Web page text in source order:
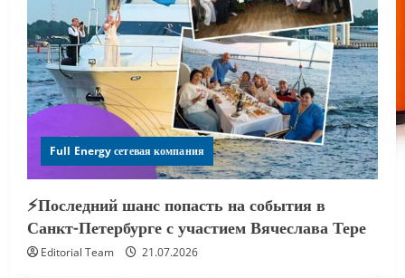
Full Energy сетевая компания
⚡️Последний шанс попасть на события в
Санкт-Петербурге с участием Вячеслава Тере
Editorial Team 21.07.2026